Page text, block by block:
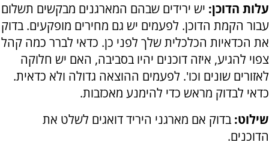
עלות הדוכן: יש ירידים שבהם המארגנים מבקשים תשלום
עבור הקמת הדוכן. לפעמים יש גם מחירים מופקעים. בדוק
את הכדאיות הכלכלית שלך לפני כן. כדאי לברר כמה קהל
צפוי להגיע, איזה דוכנים יהיו בסביבה, האם יש חלוקה
לאזורים שונים וכו'. לפעמים ההוצאה גדולה ולא כדאית.
כדאי לבדוק מראש כדי להימנע מאכזבות.
שילוט: בדוק אם מארגני היריד דואגים לשלט את
הדוכנים.